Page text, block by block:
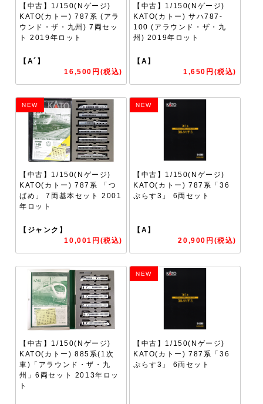
【中古】1/150(Nゲージ)
KATO(カトー) 787系 (アラ
ウンド・ザ・九州) 7両セッ
ト 2019年ロット
【A´】
16,500円(税込)
【中古】1/150(Nゲージ)
KATO(カトー) サハ787-
100 (アラウンド・ザ・九
州) 2019年ロット
【A】
1,650円(税込)
NEW
【中古】1/150(Nゲージ)
KATO(カトー) 787系 「つ
ばめ」 7両基本セット 2001
年ロット
【ジャンク】
10,001円(税込)
NEW
【中古】1/150(Nゲージ)
KATO(カトー) 787系「36
ぷらす3」 6両セット
【A】
20,900円(税込)
【中古】1/150(Nゲージ)
KATO(カトー) 885系(1次
車)「アラウンド・ザ・九
州」6両セット 2013年ロッ
ト
NEW
【中古】1/150(Nゲージ)
KATO(カトー) 787系「36
ぷらす3」 6両セット